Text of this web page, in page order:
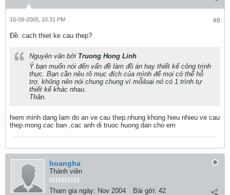
#8
10-09-2005, 10:31 PM
Ðề: cach thiet ke cau thep?
Nguyên văn bởi Truong Hong Linh
Ý bạn muốn nói đến vấn đề làm đồ án hay thiết kế công trình
thực. Bạn cần nêu rõ mục đích của mình để mọi có thể hỗ
trợ, không nên nói chung chung vì mỗiloại nó có 1 trình tự
thiết kế khác nhau.
Thân.
hiem minh dang lam do an ve cau thep.nhung khong hieu nhieu ve cau
thep.mong cac ban ,cac anh di truoc huong dan cho em
hoangha
Thành viên
Tham gia ngày: Nov 2004 Bài gởi: 42